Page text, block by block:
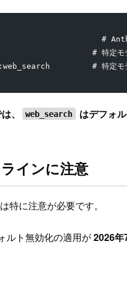
# Anthropic
# 特定モデ
# 特定モ
、 web_search はデフォ
インに注意
特に注意が必要です。
ルト無効化の適用が2026年